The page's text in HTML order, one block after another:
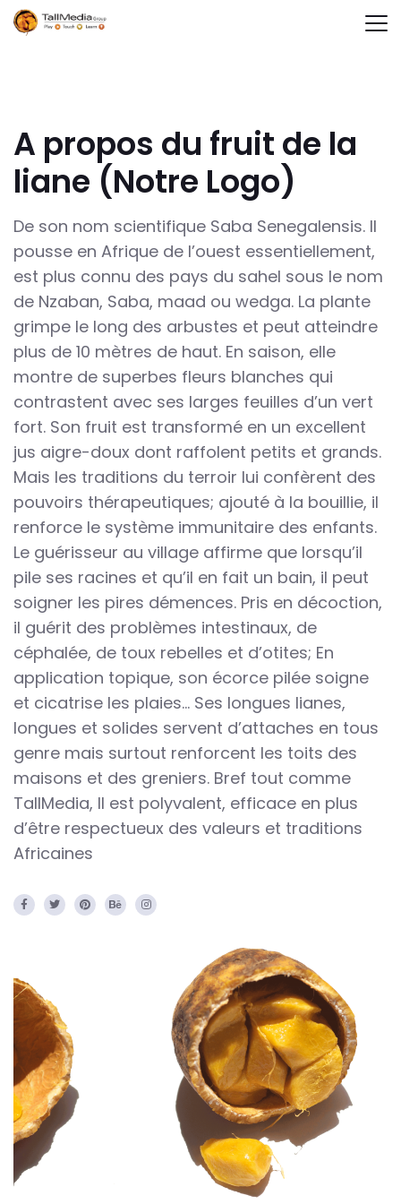
A propos du fruit de la
liane (Notre Logo)
De son nom scientifique Saba Senegalensis. Il
pousse en Afrique de l’ouest essentiellement,
est plus connu des pays du sahel sous le nom
de Nzaban, Saba, maad ou wedga. La plante
grimpe le long des arbustes et peut atteindre
plus de 10 mètres de haut. En saison, elle
montre de superbes fleurs blanches qui
contrastent avec ses larges feuilles d’un vert
fort. Son fruit est transformé en un excellent
jus aigre-doux dont raffolent petits et grands.
Mais les traditions du terroir lui confèrent des
pouvoirs thérapeutiques; ajouté à la bouillie, il
renforce le système immunitaire des enfants.
Le guérisseur au village affirme que lorsqu’il
pile ses racines et qu’il en fait un bain, il peut
soigner les pires démences. Pris en décoction,
il guérit des problèmes intestinaux, de
céphalée, de toux rebelles et d’otites; En
application topique, son écorce pilée soigne
et cicatrise les plaies… Ses longues lianes,
longues et solides servent d’attaches en tous
genre mais surtout renforcent les toits des
maisons et des greniers. Bref tout comme
TallMedia, Il est polyvalent, efficace en plus
d’être respectueux des valeurs et traditions
Africaines